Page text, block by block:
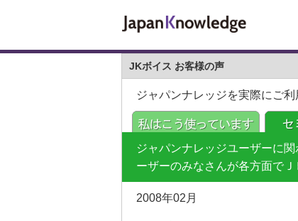
JKボイス お客様の声
ジャパンナレッジを実際にご
ジャパンナレッジユーザーに
ーザーのみなさんが各方面で
2008年02月